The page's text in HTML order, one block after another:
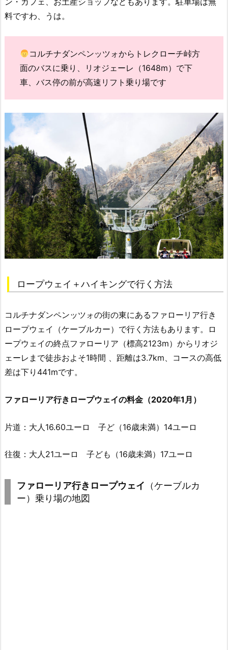
料ですわ、うは。
コルチナダンペンッツォからトレクローチ峠方
面のバスに乗り、リオジェーレ（1648m）で下
車、バス停の前が高速リフト乗り場です
ロープウェイ＋ハイキングで行く方法
コルチナダンペンッツォの街の東にあるファローリア行き
ロープウェイ（ケーブルカー）で行く方法もあります。ロ
ープウェイの終点ファローリア（標高2123m）からリオジ
ェーレまで徒歩およそ1時間 、距離は3.7km、コースの高低
差は下り441mです。
ファローリア行きロープウェイの料金（2020年1月）
片道：大人16.60ユーロ 子ど（16歳未満）14ユーロ
往復：大人21ユーロ 子ども（16歳未満）17ユーロ
ファローリア行きロープウェイ （ケーブルカ
ー）乗り場の地図